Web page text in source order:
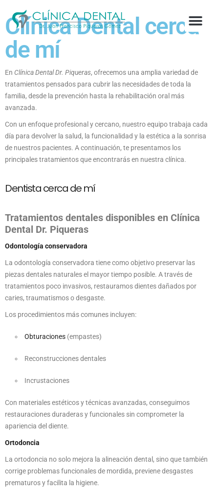
Clínica Dental cerca
de mí
En Clínica Dental Dr. Piqueras, ofrecemos una amplia variedad de
tratamientos pensados para cubrir las necesidades de toda la
familia, desde la prevención hasta la rehabilitación oral más
avanzada.
Con un enfoque profesional y cercano, nuestro equipo trabaja cada
día para devolver la salud, la funcionalidad y la estética a la sonrisa
de nuestros pacientes. A continuación, te presentamos los
principales tratamientos que encontrarás en nuestra clínica.
Dentista cerca de mí
Tratamientos dentales disponibles en Clínica
Dental Dr. Piqueras
Odontología conservadora
La odontología conservadora tiene como objetivo preservar las
piezas dentales naturales el mayor tiempo posible. A través de
tratamientos poco invasivos, restauramos dientes dañados por
caries, traumatismos o desgaste.
Los procedimientos más comunes incluyen:
Obturaciones (empastes)
Reconstrucciones dentales
Incrustaciones
Con materiales estéticos y técnicas avanzadas, conseguimos
restauraciones duraderas y funcionales sin comprometer la
apariencia del diente.
Ortodoncia
La ortodoncia no solo mejora la alineación dental, sino que también
corrige problemas funcionales de mordida, previene desgastes
prematuros y facilita la higiene.